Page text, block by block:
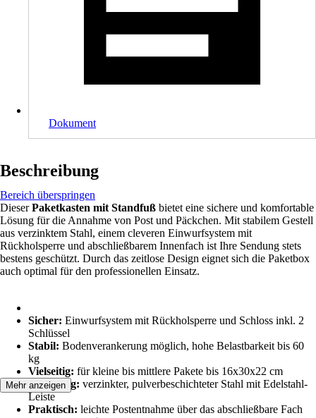
Dokument
Beschreibung
Bereich überspringen
DieserPaketkasten mit Standfuß bietet eine sichere und komfortable
Lösung für die Annahme von Post und Päckchen. Mit stabilem Gestell
aus verzinktem Stahl, einem cleveren Einwurfsystem mit
Rückholsperre und abschließbarem Innenfach ist Ihre Sendung stets
bestens geschützt. Durch das zeitlose Design eignet sich die Paketbox
auch optimal für den professionellen Einsatz.
Sicher: Einwurfsystem mit Rückholsperre und Schloss inkl. 2
Schlüssel
Stabil: Bodenverankerung möglich, hohe Belastbarkeit bis 60
kg
Vielseitig: für kleine bis mittlere Pakete bis 16x30x22 cm
Langlebig: verzinkter, pulverbeschichteter Stahl mit Edelstahl-
Leiste
Praktisch: leichte Postentnahme über das abschließbare Fach
Mehr anzeigen